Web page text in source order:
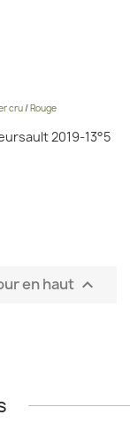
cru/Rouge
2019-13°5
en haut 